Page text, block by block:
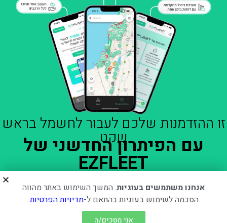
זו ההזדמנות שלכם לעבור לחשמל בראש
שקט
עם הפיתרון החדשני של
EZFLEET
יצירת קשר עם נציג – 052-5719377 |
אנחנו משתמשים בעוגיות. המשך השימוש באתר מהווה
הסכמה לשימוש בעוגיות בהתאם ל-מדיניות הפרטיות.
אני מסכים/ה